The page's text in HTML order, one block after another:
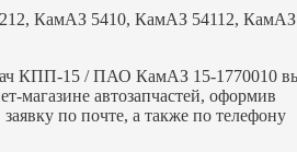
КамАЗ 5410, КамАЗ 54112, КамАЗ
КПП-15 / ПАО КамАЗ 15-1770010
магазине автозапчастей, оформив
заявку по почте, а также по телефону